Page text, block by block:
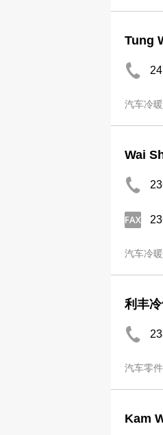
Tung
汽车冷
Wai
汽车冷
利丰
汽车零
Kam